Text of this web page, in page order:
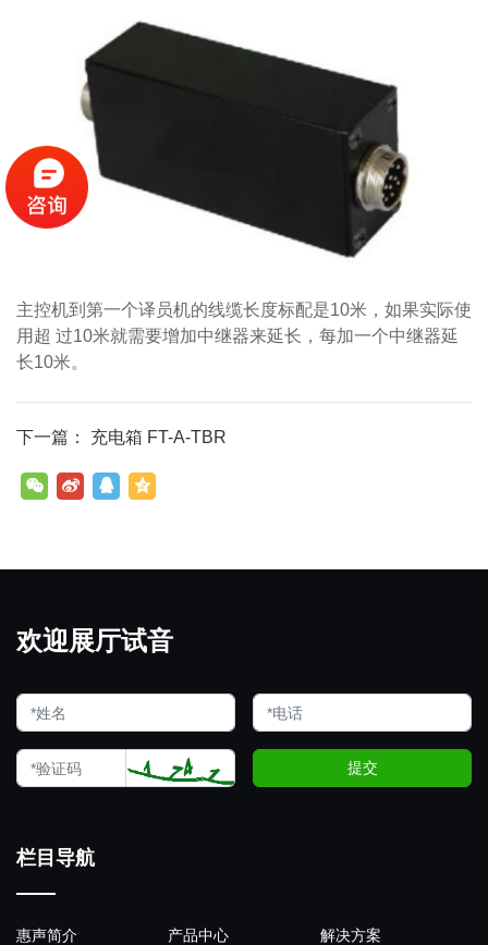
主控机到第一个译员机的线缆长度标配是10米，如果实际使
用超 过10米就需要增加中继器来延长，每加一个中继器延
长10米。
下一篇： 充电箱 FT-A-TBR
欢迎展厅试音
提交
栏目导航
惠声简介 产品中心 解决方案